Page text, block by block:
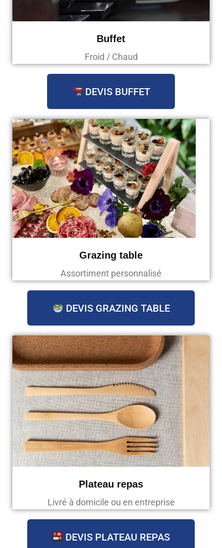
Buffet
Froid / Chaud
DEVIS BUFFET
Grazing table
Assortiment personnalisé
DEVIS GRAZING TABLE
Plateau repas
Livré à domicile ou en entreprise
DEVIS PLATEAU REPAS